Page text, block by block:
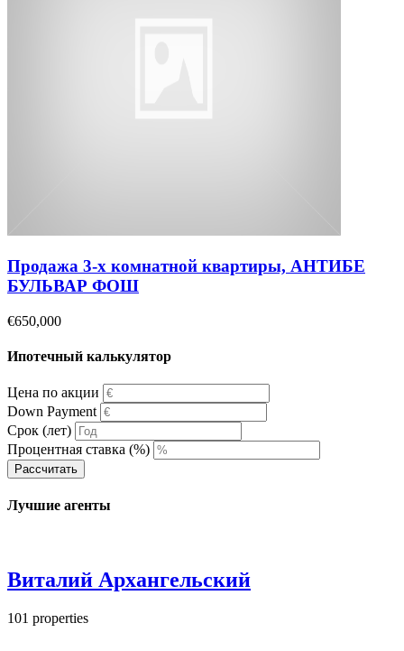
Продажа 3-х комнатной квартиры, АНТИБЕ
БУЛЬВАР ФОШ
€650,000
Ипотечный калькулятор
Цена по акции
Down Payment
Срок (лет)
Процентная ставка (%)
Рассчитать
Лучшие агенты
Виталий Архангельский
101 properties